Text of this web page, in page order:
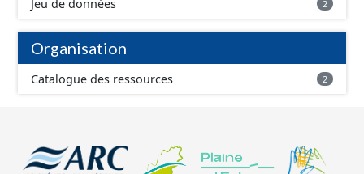
Jeu de données 2
Organisation
Catalogue des ressources 2